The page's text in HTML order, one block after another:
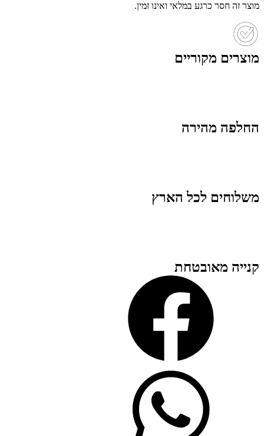
מוצר זה חסר כרגע במלאי ואינו זמין.
מוצרים מקוריים
החלפה מהירה
משלוחים לכל הארץ
קנייה מאובטחת